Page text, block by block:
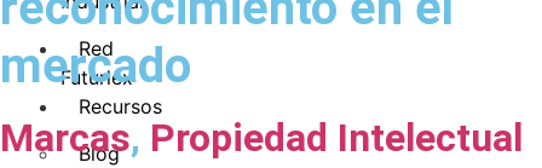
Red
Futurlex
Recursos
Blog
mercado
Marcas, Propiedad Intelectual